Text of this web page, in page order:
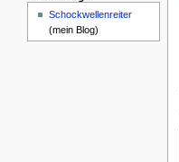
Schockwellenreiter
(mein Blog)